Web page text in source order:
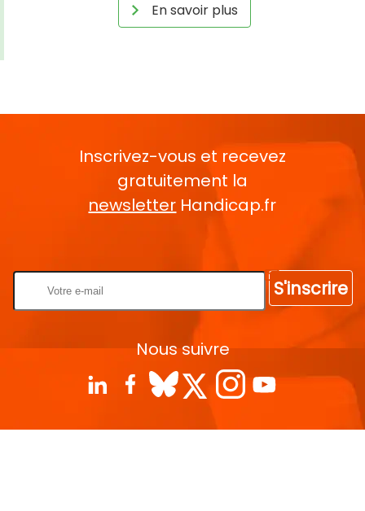
En savoir plus
Inscrivez-vous et recevez
gratuitement la
newsletter Handicap.fr
S'inscrire
Nous suivre